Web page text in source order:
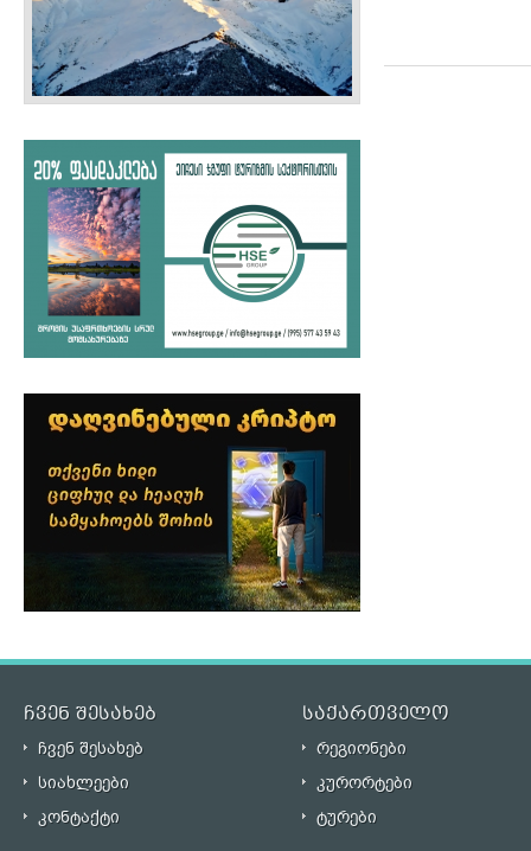
ჩვენ შესახებ საქართველო
ჩვენ შესახებ
რეგიონები
სიახლეები
კურორტები
კონტაქტი
ტურები